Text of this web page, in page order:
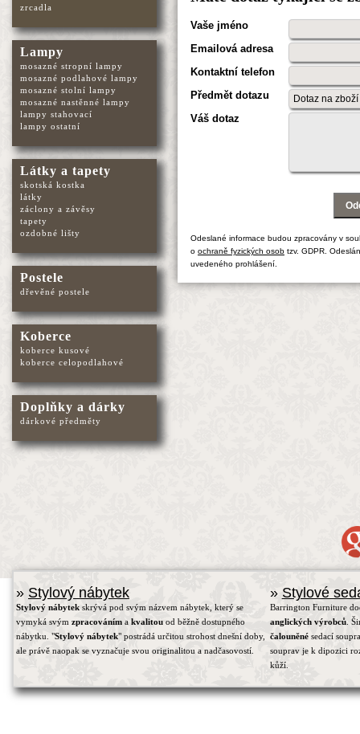
Vaše jméno
Emailová adresa
Kontaktní telefon
Předmět dotazu
Váš dotaz
Odeslané informace budou zpracovány v
o ochraně fyzických osobtzv. GDPR.
uvedeného prohlášení.
zrcadla
Lampy
mosazné stropní lampy
mosazné podlahové lampy
mosazné stolní lampy
mosazné nastěnné lampy
lampy stahovací
lampy ostatní
Látky a tapety
skotská kostka
látky
záclony a závěsy
tapety
ozdobné lišty
Postele
dřevěné postele
Koberce
koberce kusové
koberce celopodlahové
Doplňky a dárky
dárkové předměty
» Stylový nábytek
Stylový nábytek skrývá pod svým názvem nábytek, který se
vymyká svým zpracováním a kvalitou od běžně dostupného
nábytku. "Stylový nábytek" postrádá určitou strohost dnešní doby,
ale právě naopak se vyznačuje svou originalitou a nadčasovostí.
» Stylové
Barrington Furniture
anglických výrobců.
čalouněnésedací
souprav je k dipozici
kůží.